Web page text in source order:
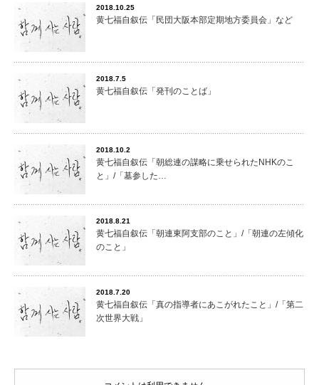
2018.10.25
黄七福自叙伝「民団大阪本部定期地方委員会」など
2018.7.5
黄七福自叙伝「発刊のことば」
2018.10.2
黄七福自叙伝「朝総連の謀略に乗せられたNHKのこ
と」/「墓参した…
2018.8.21
黄七福自叙伝「朝連東阿支部のこと」/「朝連の左傾化
のこと」
2018.7.20
黄七福自叙伝「真の指導者にあこがれたこと」/「第二
次世界大戦」